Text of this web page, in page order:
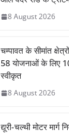
8 August 2026
चम्पावत के सीमांत
58 योजनाओं के लिए
स्वीकृत
8 August 2026
द्यूरी-चल्थी मोटर मार्ग